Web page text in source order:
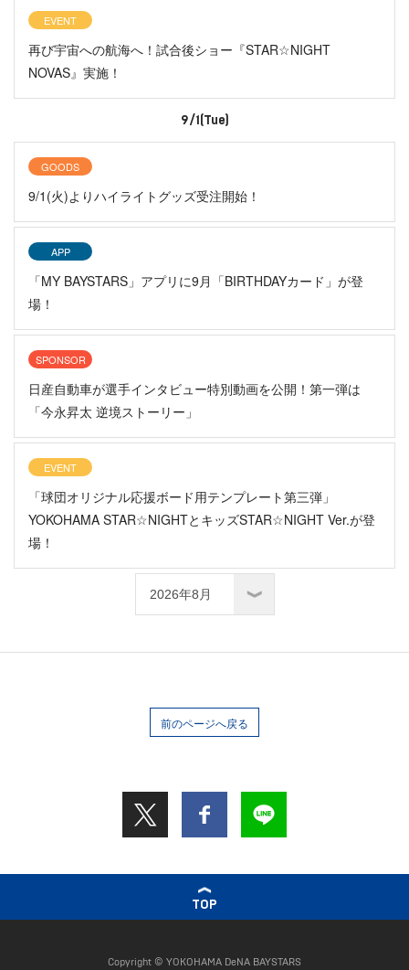
EVENT
再び宇宙への航海へ！試合後ショー『STAR☆NIGHT
NOVAS』実施！
9/1(Tue)
GOODS
9/1(火)よりハイライトグッズ受注開始！
APP
「MY BAYSTARS」アプリに9月「BIRTHDAYカード」が登
場！
SPONSOR
日産自動車が選手インタビュー特別動画を公開！第一弾は
「今永昇太 逆境ストーリー」
EVENT
「球団オリジナル応援ボード用テンプレート第三弾」
YOKOHAMA STAR☆NIGHTとキッズSTAR☆NIGHT Ver.が登
場！
前のページへ戻る
TOP
Copyright © YOKOHAMA DeNA BAYSTARS